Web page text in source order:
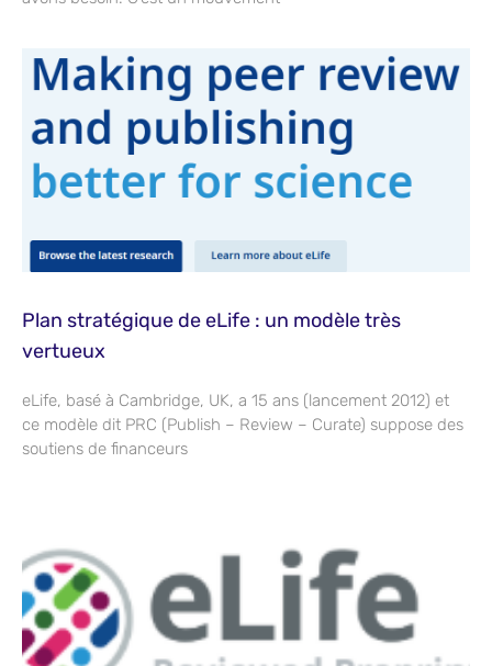
Plan stratégique de eLife : un modèle très
vertueux
eLife, basé à Cambridge, UK, a 15 ans (lancement 2012) et
ce modèle dit PRC (Publish – Review – Curate) suppose des
soutiens de financeurs